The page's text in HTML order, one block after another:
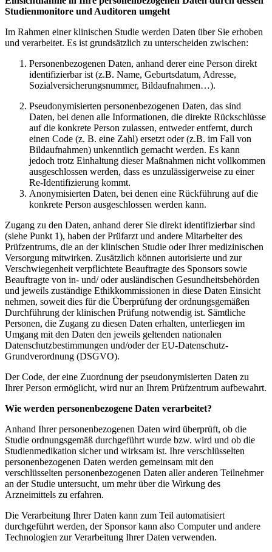
Studienmonitore und Auditoren umgeht
Im Rahmen einer klinischen Studie werden Daten über Sie erhoben
und verarbeitet. Es ist grundsätzlich zu unterscheiden zwischen:
Personenbezogenen Daten, anhand derer eine Person direkt
identifizierbar ist (z.B. Name, Geburtsdatum, Adresse,
Sozialversicherungsnummer, Bildaufnahmen…).
Pseudonymisierten personenbezogenen Daten, das sind
Daten, bei denen alle Informationen, die direkte Rückschlüsse
auf die konkrete Person zulassen, entweder entfernt, durch
einen Code (z. B. eine Zahl) ersetzt oder (z.B. im Fall von
Bildaufnahmen) unkenntlich gemacht werden. Es kann
jedoch trotz Einhaltung dieser Maßnahmen nicht vollkommen
ausgeschlossen werden, dass es unzulässigerweise zu einer
Re-Identifizierung kommt.
Anonymisierten Daten, bei denen eine Rückführung auf die
konkrete Person ausgeschlossen werden kann.
Zugang zu den Daten, anhand derer Sie direkt identifizierbar sind
(siehe Punkt 1), haben der Prüfarzt und andere Mitarbeiter des
Prüfzentrums, die an der klinischen Studie oder Ihrer medizinischen
Versorgung mitwirken. Zusätzlich können autorisierte und zur
Verschwiegenheit verpflichtete Beauftragte des Sponsors sowie
Beauftragte von in- und/ oder ausländischen Gesundheitsbehörden
und jeweils zuständige Ethikkommissionen in diese Daten Einsicht
nehmen, soweit dies für die Überprüfung der ordnungsgemäßen
Durchführung der klinischen Prüfung notwendig ist. Sämtliche
Personen, die Zugang zu diesen Daten erhalten, unterliegen im
Umgang mit den Daten den jeweils geltenden nationalen
Datenschutzbestimmungen und/oder der EU-Datenschutz-
Grundverordnung (DSGVO).
Der Code, der eine Zuordnung der pseudonymisierten Daten zu
Ihrer Person ermöglicht, wird nur an Ihrem Prüfzentrum aufbewahrt.
Wie werden personenbezogene Daten verarbeitet?
Anhand Ihrer personenbezogenen Daten wird überprüft, ob die
Studie ordnungsgemäß durchgeführt wurde bzw. wird und ob die
Studienmedikation sicher und wirksam ist. Ihre verschlüsselten
personenbezogenen Daten werden gemeinsam mit den
verschlüsselten personenbezogenen Daten aller anderen Teilnehmer
an der Studie untersucht, um mehr über die Wirkung des
Arzneimittels zu erfahren.
Die Verarbeitung Ihrer Daten kann zum Teil automatisiert
durchgeführt werden, der Sponsor kann also Computer und andere
Technologien zur Verarbeitung Ihrer Daten verwenden.